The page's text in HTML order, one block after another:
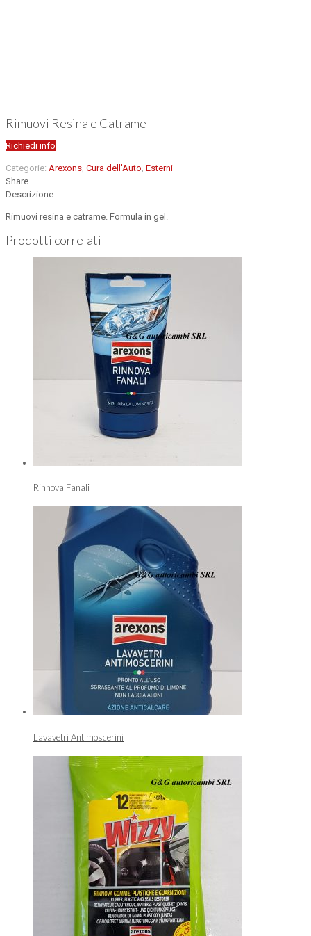
Rimuovi Resina e Catrame
Richiedi info
Categorie: Arexons Cura dell'Auto Esterni
Share
Descrizione
Rimuovi resina e catrame. Formula in gel.
Prodotti correlati
Rinnova Fanali
Lavavetri Antimoscerini